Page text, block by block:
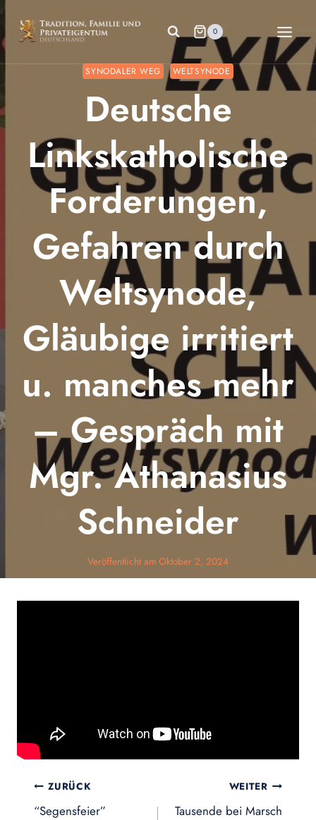
Inhalt
springen
0
SYNODALER WEG WELTSYNODE
Deutsche
Linkskatholische
Forderungen,
Gefahren durch
Weltsynode,
Gläubige irritiert
u. manches mehr
– Gespräch mit
Mgr. Athanasius
Schneider
Veröffentlicht am Oktober 2, 2024
Beitragsnavigation
ZURÜCK
“Segensfeier”
WEITER
Tausende bei Marsch